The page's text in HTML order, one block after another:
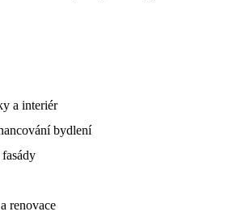
a interiér
bydlení
renovace